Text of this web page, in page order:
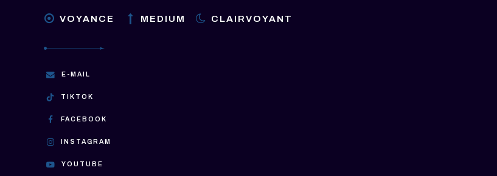
VOYANCE MEDIUM CLAIRVOYANT
E-MAIL
TIKTOK
FACEBOOK
INSTAGRAM
YOUTUBE